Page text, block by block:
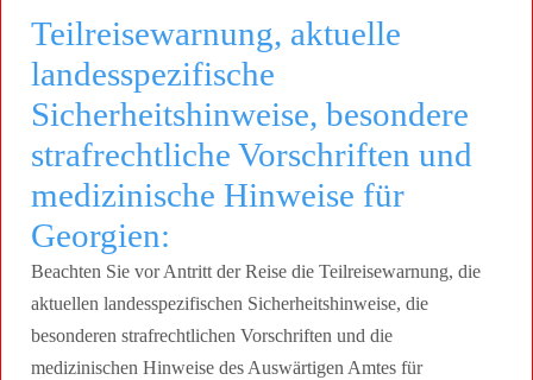
Teilreisewarnung, aktuelle
landesspezifische
Sicherheitshinweise, besondere
strafrechtliche Vorschriften und
medizinische Hinweise für
Georgien:
Beachten Sie vor Antritt der Reise die Teilreisewarnung, die
aktuellen landesspezifischen Sicherheitshinweise, die
besonderen strafrechtlichen Vorschriften und die
medizinischen Hinweise des Auswärtigen Amtes für